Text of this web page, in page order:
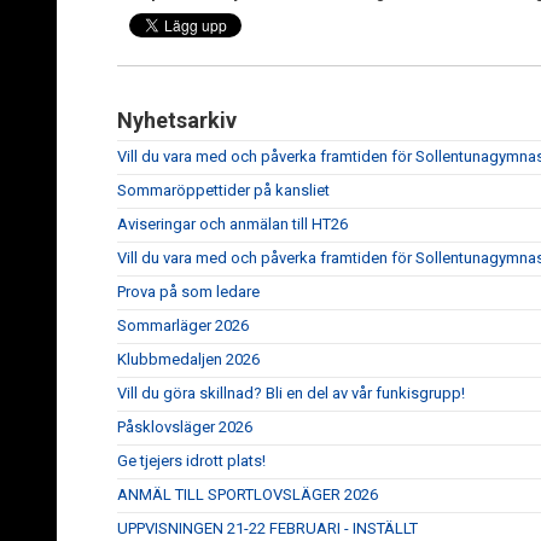
Nyhetsarkiv
Vill du vara med och påverka framtiden för
Sommaröppettider på kansliet
Aviseringar och anmälan till HT26
Vill du vara med och påverka framtiden för
Prova på som ledare
Sommarläger 2026
Klubbmedaljen 2026
Vill du göra skillnad? Bli en del av vår funkisgrupp!
Påsklovsläger 2026
Ge tjejers idrott plats!
ANMÄL TILL SPORTLOVSLÄGER 2026
UPPVISNINGEN 21-22 FEBRUARI - INSTÄLLT